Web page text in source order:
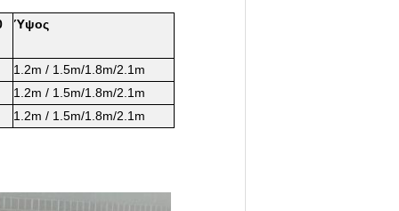
Ύψος
1.2m / 1.5m/1.8m/2.1m
1.2m / 1.5m/1.8m/2.1m
1.2m / 1.5m/1.8m/2.1m